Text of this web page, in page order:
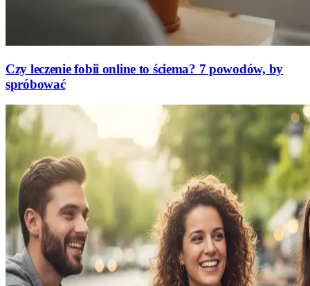
Czy leczenie fobii online to ściema? 7 powodów, by
spróbować